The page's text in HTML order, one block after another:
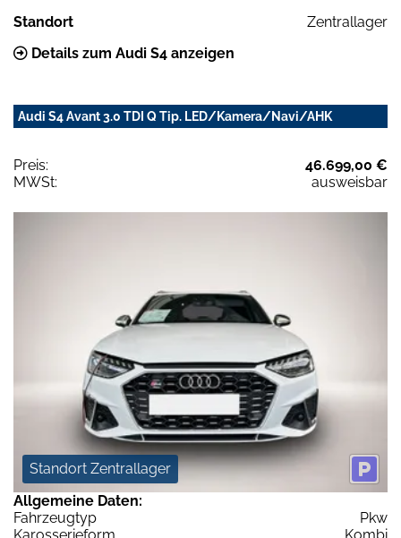
Standort
Zentrallager
Details zum Audi S4 anzeigen
Audi S4 Avant 3.0 TDI Q Tip. LED/Kamera/Navi/AHK
Preis:
46.699,00 €
MWSt:
ausweisbar
Standort Zentrallager
Allgemeine Daten:
Fahrzeugtyp
Pkw